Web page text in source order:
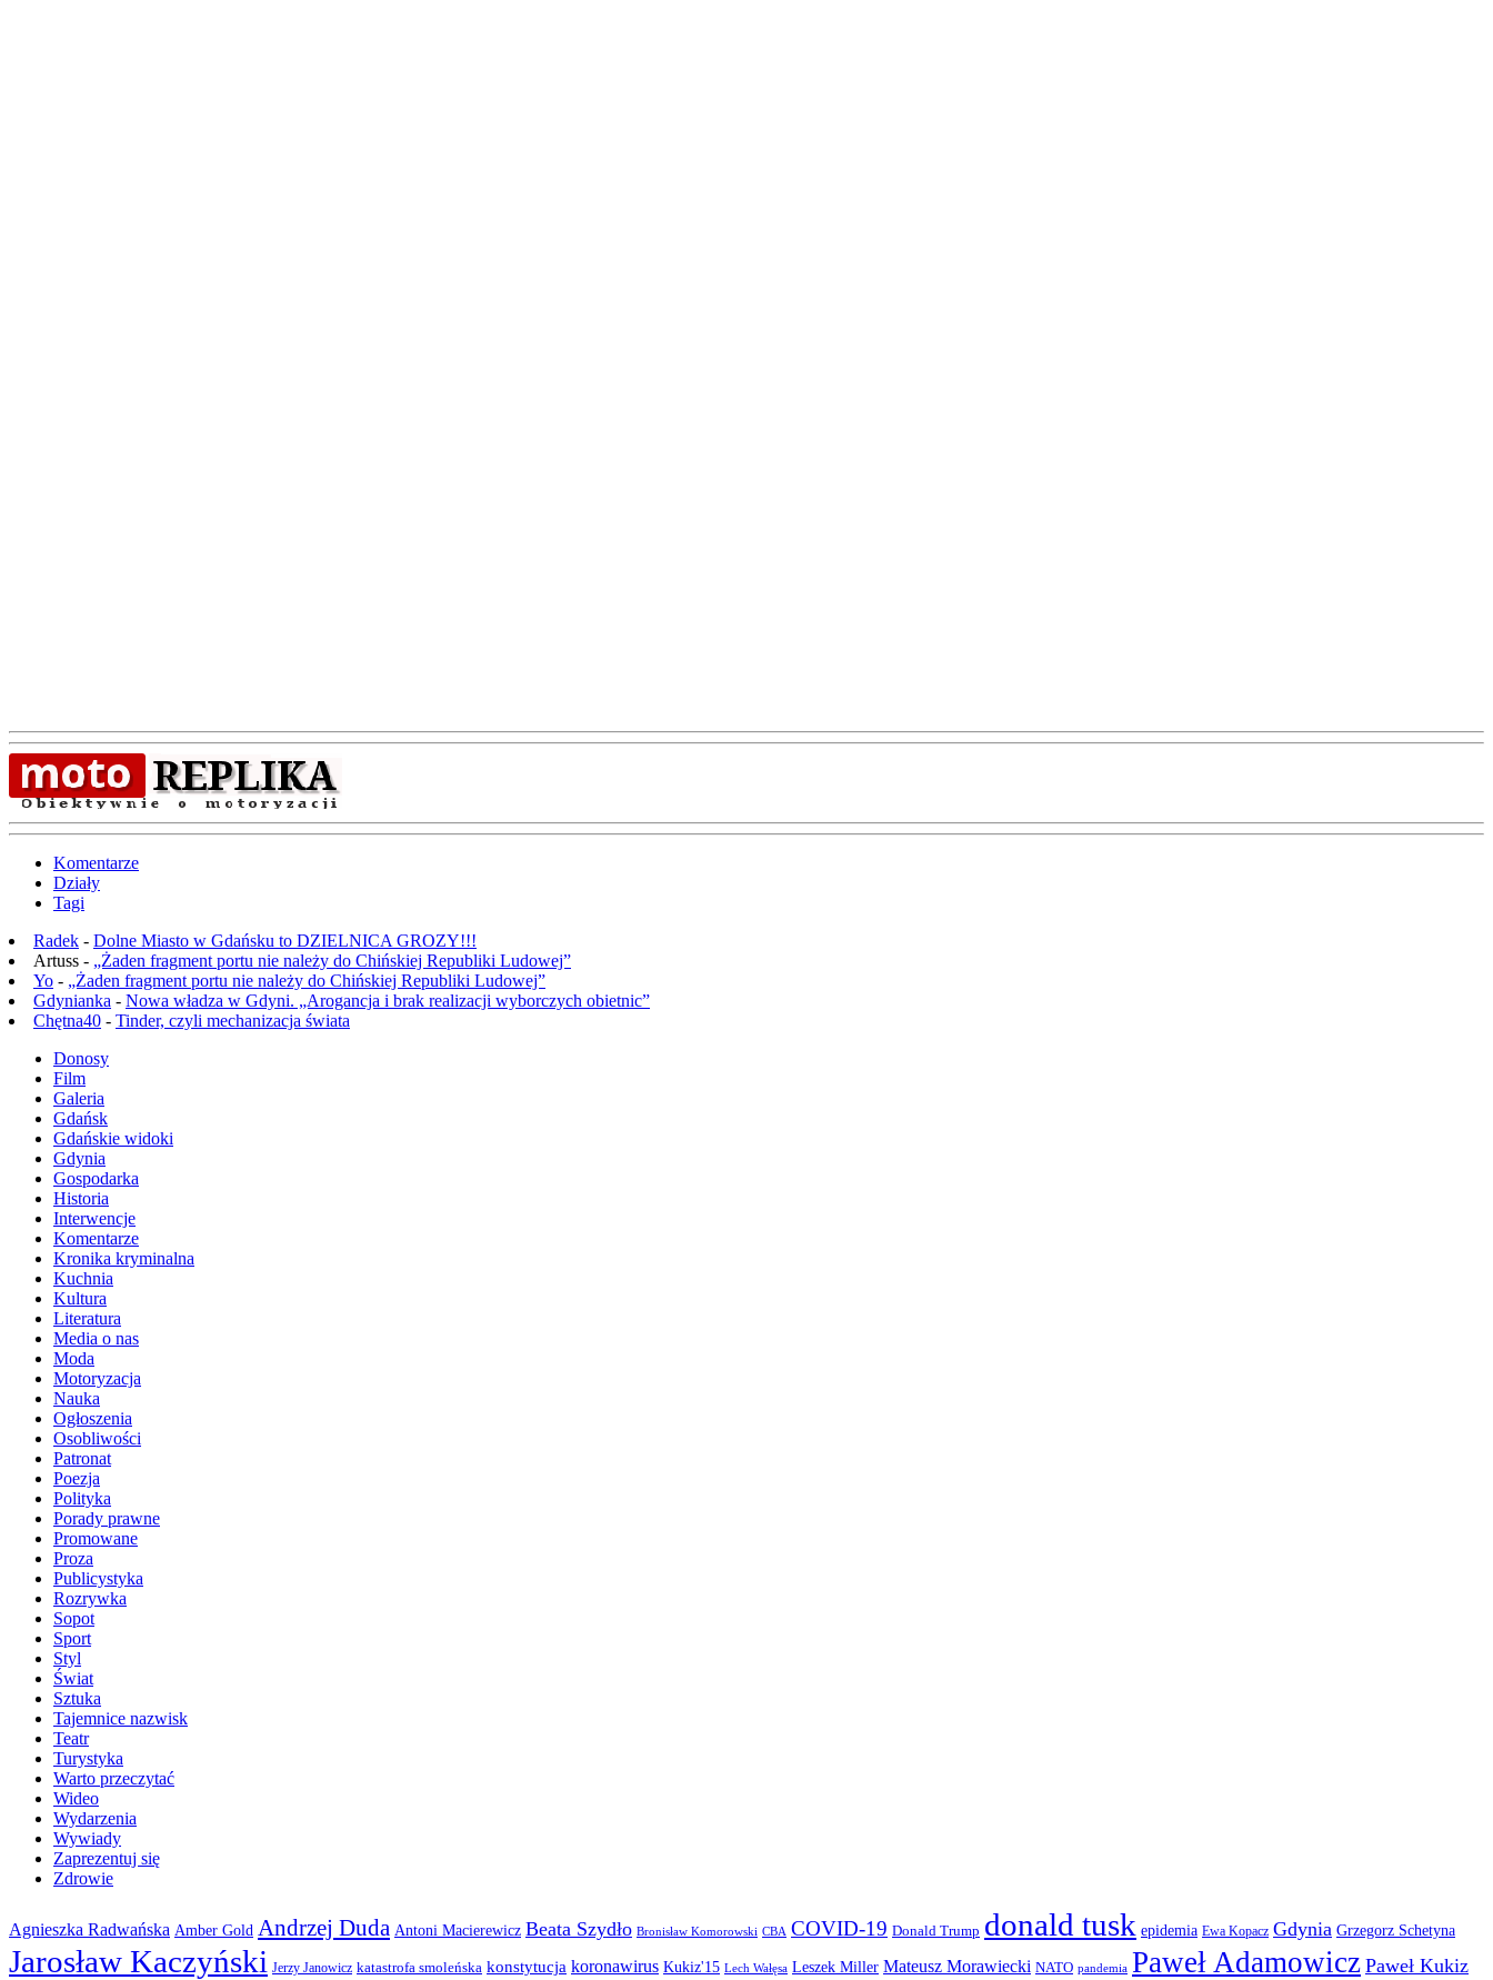
Komentarze
Działy
Tagi
Radek - Dolne Miasto w Gdańsku to DZIELNICA GROZY!!!
Artuss - „Żaden fragment portu nie należy do Chińskiej Republiki Ludowej”
Yo - „Żaden fragment portu nie należy do Chińskiej Republiki Ludowej”
Gdynianka - Nowa władza w Gdyni. „Arogancja i brak realizacji wyborczych obietnic”
Chętna40 - Tinder, czyli mechanizacja świata
Donosy
Film
Galeria
Gdańsk
Gdańskie widoki
Gdynia
Gospodarka
Historia
Interwencje
Komentarze
Kronika kryminalna
Kuchnia
Kultura
Literatura
Media o nas
Moda
Motoryzacja
Nauka
Ogłoszenia
Osobliwości
Patronat
Poezja
Polityka
Porady prawne
Promowane
Proza
Publicystyka
Rozrywka
Sopot
Sport
Styl
Świat
Sztuka
Tajemnice nazwisk
Teatr
Turystyka
Warto przeczytać
Wideo
Wydarzenia
Wywiady
Zaprezentuj się
Zdrowie
Agnieszka Radwańska Amber Gold Andrzej Duda Antoni Macierewicz Beata Szydło Bronisław Komorowski CBA COVID-19 Donald Trump donald tusk epidemia Ewa Kopacz Gdynia Grzegorz Schetyna
Jarosław Kaczyński Jerzy Janowicz katastrofa smoleńska konstytucja koronawirus Kukiz'15 Lech Wałęsa Leszek Miller Mateusz Morawiecki NATO pandemia Paweł Adamowicz Paweł Kukiz